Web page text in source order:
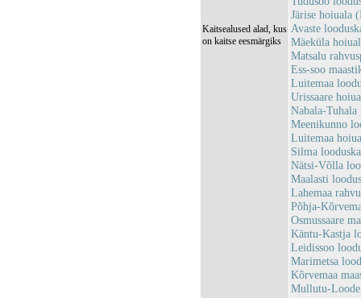
Kaitsealused alad, kus
on kaitse eesmärgiks
Järise hoiuala
Avaste
Mäeküla
Matsalu
Ess-soo
Luitemaa
Urissaare
Nabala-
Meenikunno
Luitemaa
Silma
Nätsi-Võlla
Maalasti
Lahemaa
Põhja-
Osmussaare
Käntu-Kastja
Leidissoo
Marimetsa
Kõrvemaa
Mullutu-